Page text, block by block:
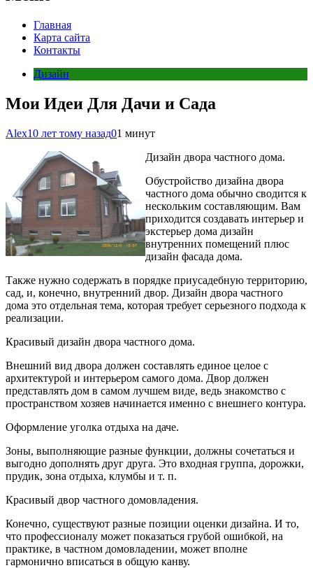
Главная
Карта сайта
Контакты
Дизайн
Мои Идеи Для Дачи и Сада
Alex10 лет тому назад01 минут
Дизайн двора частного дома.
Обустройство дизайна двора
частного дома обычно сводится к
нескольким составляющим. Вам
приходится создавать интерьер и
экстерьер дома дизайн
внутренних помещений плюс
дизайн фасада дома.
Также нужно содержать в порядке приусадебную территорию,
сад, и, конечно, внутренний двор. Дизайн двора частного
дома это отдельная тема, которая требует серьезного подхода к
реализации.
Красивый дизайн двора частного дома.
Внешний вид двора должен составлять единое целое с
архитектурой и интерьером самого дома. Двор должен
представлять дом в самом лучшем виде, ведь знакомство с
пространством хозяев начинается именно с внешнего контура.
Оформление уголка отдыха на даче.
Зоны, выполняющие разные функции, должны сочетаться и
выгодно дополнять друг друга. Это входная группа, дорожки,
прудик, зона отдыха, клумбы и т. п.
Красивый двор частного домовладения.
Конечно, существуют разные позиции оценки дизайна. И то,
что профессионалу может показаться грубой ошибкой, на
практике, в частном домовладении, может вполне
гармонично вписаться в общую канву.